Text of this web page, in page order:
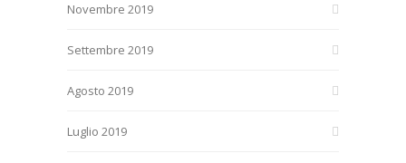
Novembre 2019
Settembre 2019
Agosto 2019
Luglio 2019